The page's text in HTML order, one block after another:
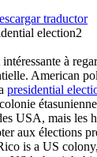
election2
à
. American
presidential
USA, mais les
aux élections
is a US